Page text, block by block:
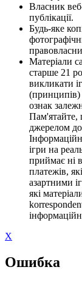
Власник
публікації.
Будь-яке
Матеріали
старше 21
викликати
(принципів)
ознак
Пам'ятайте,
джерелом
ігри на
приймає ні
платежів,
азартними
які
X
Ошибка